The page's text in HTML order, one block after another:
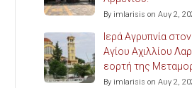
By imlarisis on Αυγ 2,
Ιερά Αγρυπνία
Αγίου Αχιλλίου
εορτή της
By imlarisis on Αυγ 2,